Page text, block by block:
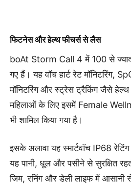
फिटनेस और हेल्थ फीचर्स से लैस
boAt Storm Call 4 में 100 से
गए हैं। यह वॉच हार्ट रेट मॉनिटरिंग,
मॉनिटरिंग और स्ट्रेस ट्रैकिंग जैसे हेल्थ
महिलाओं के लिए इसमें Female
भी शामिल किया गया है।
इसके अलावा यह स्मार्टवॉच IP68
यह पानी, धूल और पसीने से सुरक्षित
जिम, रनिंग और डेली लाइफ में